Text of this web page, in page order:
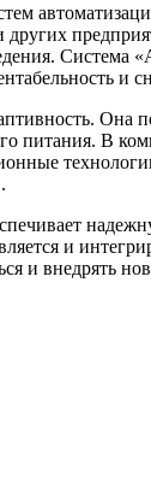
других
Система
и
Она
питания. В
и
и внедрять